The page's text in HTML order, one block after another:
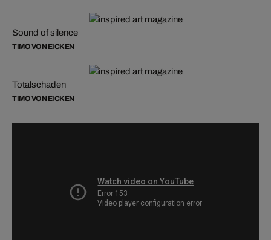
Sound of silence
TIMO VON EICKEN
Totalschaden
TIMO VON EICKEN